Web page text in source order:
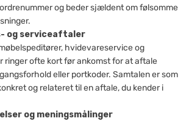
og beder sjældent om følsomme
og serviceaftaler
hvidevareservice og
ringer ofte kort før ankomst for at aftale
eller portkoder. Samtalen er som
og relateret til en aftale, du kender i
og meningsmålinger